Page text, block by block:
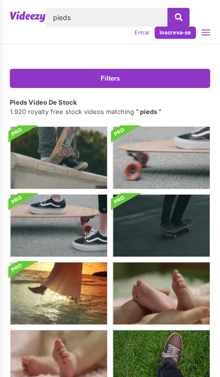
Entrar Inscreva-se
Filters
Pieds Vídeo De Stock
1.920 royalty free stock videos matching
pieds